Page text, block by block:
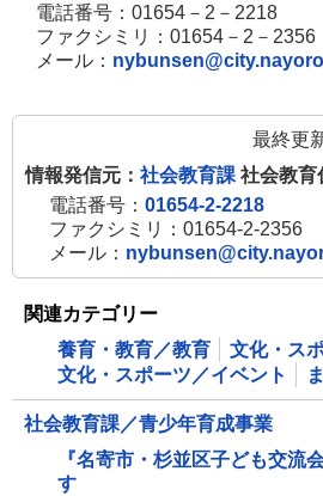
電話番号：01654－2－2218
ファクシミリ：01654－2－2356
メール：
最終更
情報発信元： 社会教育課 社会教育
電話番号： 01654-2-2218
ファクシミリ：01654-2-2356
メール：
関連カテゴリー
養育・教育／教育
文化・ス
文化・スポーツ／イベント
社会教育課／青少年育成事業
『名寄市・杉並区子ども交流
す